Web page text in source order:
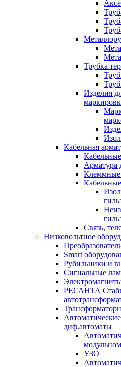
Трубка
Изделия
Кабельная
Арматура
Связь,
Низковольтное
Smart
Рубильники и
Сигнальные
РЕСАНТА
диф.автоматы
УЗО